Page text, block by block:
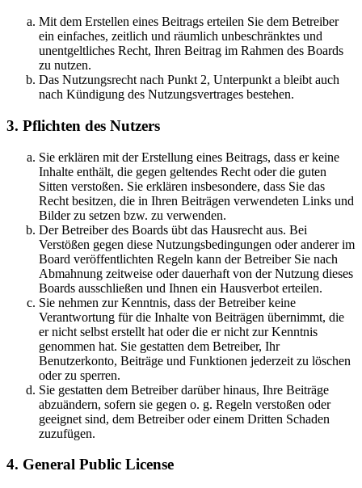
Mit dem Erstellen eines Beitrags erteilen Sie dem Betreiber
ein einfaches, zeitlich und räumlich unbeschränktes und
unentgeltliches Recht, Ihren Beitrag im Rahmen des Boards
zu nutzen.
Das Nutzungsrecht nach Punkt 2, Unterpunkt a bleibt auch
nach Kündigung des Nutzungsvertrages bestehen.
3. Pflichten des Nutzers
Sie erklären mit der Erstellung eines Beitrags, dass er keine
Inhalte enthält, die gegen geltendes Recht oder die guten
Sitten verstoßen. Sie erklären insbesondere, dass Sie das
Recht besitzen, die in Ihren Beiträgen verwendeten Links und
Bilder zu setzen bzw. zu verwenden.
Der Betreiber des Boards übt das Hausrecht aus. Bei
Verstößen gegen diese Nutzungsbedingungen oder anderer im
Board veröffentlichten Regeln kann der Betreiber Sie nach
Abmahnung zeitweise oder dauerhaft von der Nutzung dieses
Boards ausschließen und Ihnen ein Hausverbot erteilen.
Sie nehmen zur Kenntnis, dass der Betreiber keine
Verantwortung für die Inhalte von Beiträgen übernimmt, die
er nicht selbst erstellt hat oder die er nicht zur Kenntnis
genommen hat. Sie gestatten dem Betreiber, Ihr
Benutzerkonto, Beiträge und Funktionen jederzeit zu löschen
oder zu sperren.
Sie gestatten dem Betreiber darüber hinaus, Ihre Beiträge
abzuändern, sofern sie gegen o. g. Regeln verstoßen oder
geeignet sind, dem Betreiber oder einem Dritten Schaden
zuzufügen.
4. General Public License